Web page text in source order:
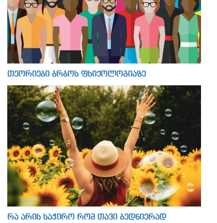
თეორიები ბრბოს ფსიქოლოგიაზე
რა არის საჭირო რომ თავი ბედნიერად